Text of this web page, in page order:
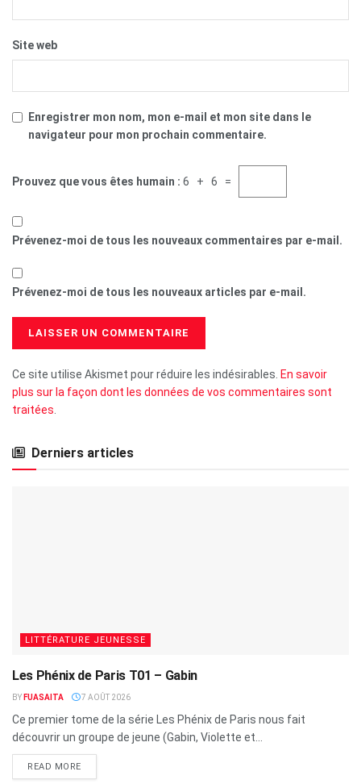
Site web
Enregistrer mon nom, mon e-mail et mon site dans le
navigateur pour mon prochain commentaire.
Prouvez que vous êtes humain : 6 + 6 =
Prévenez-moi de tous les nouveaux commentaires par e-mail.
Prévenez-moi de tous les nouveaux articles par e-mail.
Ce site utilise Akismet pour réduire les indésirables. En savoir
plus sur la façon dont les données de vos commentaires sont
traitées
Derniers articles
LITTÉRATURE JEUNESSE
Les Phénix de Paris T01 – Gabin
BY FUASAITA 7 AOÛT 2026
Ce premier tome de la série Les Phénix de Paris nous fait
découvrir un groupe de jeune (Gabin, Violette et...
READ MORE